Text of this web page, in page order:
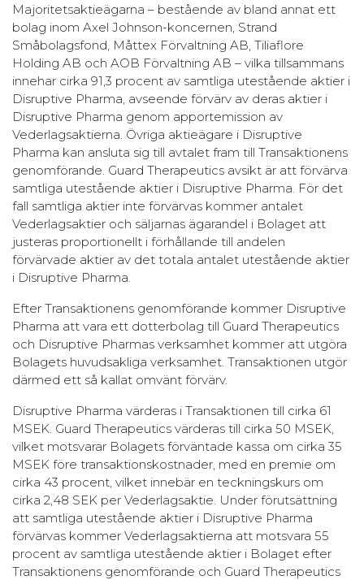
Majoritetsaktieägarna – bestående av bland annat ett
bolag inom Axel Johnson-koncernen, Strand
Småbolagsfond, Måttex Förvaltning AB, Tiliaflore
Holding AB och AOB Förvaltning AB – vilka tillsammans
innehar cirka 91,3 procent av samtliga utestående aktier i
Disruptive Pharma, avseende förvärv av deras aktier i
Disruptive Pharma genom apportemission av
Vederlagsaktierna. Övriga aktieägare i Disruptive
Pharma kan ansluta sig till avtalet fram till Transaktionens
genomförande. Guard Therapeutics avsikt är att förvärva
samtliga utestående aktier i Disruptive Pharma. För det
fall samtliga aktier inte förvärvas kommer antalet
Vederlagsaktier och säljarnas ägarandel i Bolaget att
justeras proportionellt i förhållande till andelen
förvärvade aktier av det totala antalet utestående aktier
i Disruptive Pharma.
Efter Transaktionens genomförande kommer Disruptive
Pharma att vara ett dotterbolag till Guard Therapeutics
och Disruptive Pharmas verksamhet kommer att utgöra
Bolagets huvudsakliga verksamhet. Transaktionen utgör
därmed ett så kallat omvänt förvärv.
Disruptive Pharma värderas i Transaktionen till cirka 61
MSEK. Guard Therapeutics värderas till cirka 50 MSEK,
vilket motsvarar Bolagets förväntade kassa om cirka 35
MSEK före transaktionskostnader, med en premie om
cirka 43 procent, vilket innebär en teckningskurs om
cirka 2,48 SEK per Vederlagsaktie. Under förutsättning
att samtliga utestående aktier i Disruptive Pharma
förvärvas kommer Vederlagsaktierna att motsvara 55
procent av samtliga utestående aktier i Bolaget efter
Transaktionens genomförande och Guard Therapeutics